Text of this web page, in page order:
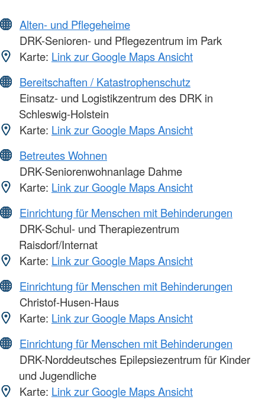
Alten- und Pflegeheime
DRK-Senioren- und Pflegezentrum im Park
Karte: Link zur Google Maps Ansicht
Bereitschaften / Katastrophenschutz
Einsatz- und Logistikzentrum des DRK in
Schleswig-Holstein
Karte: Link zur Google Maps Ansicht
Betreutes Wohnen
DRK-Seniorenwohnanlage Dahme
Karte: Link zur Google Maps Ansicht
Einrichtung für Menschen mit Behinderungen
DRK-Schul- und Therapiezentrum
Raisdorf/Internat
Karte: Link zur Google Maps Ansicht
Einrichtung für Menschen mit Behinderungen
Christof-Husen-Haus
Karte: Link zur Google Maps Ansicht
Einrichtung für Menschen mit Behinderungen
DRK-Norddeutsches Epilepsiezentrum für Kinder
und Jugendliche
Karte: Link zur Google Maps Ansicht